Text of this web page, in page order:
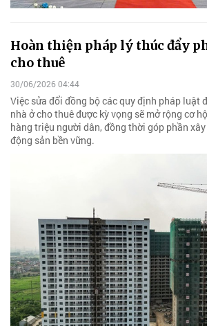
Hoàn thiện pháp lý thúc đẩy
cho thuê
30/06/2026 04:44
Việc sửa đổi đồng bộ các quy định pháp luật
nhà ở cho thuê được kỳ vọng sẽ mở rộng cơ
hàng triệu người dân, đồng thời góp phần
động sản bền vững.